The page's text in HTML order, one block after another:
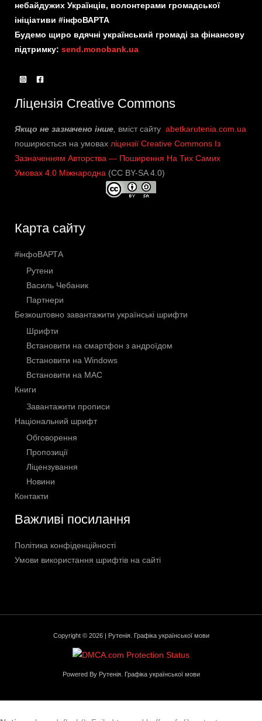
небайдужих Українців, волонтерами громадської
ініціативи #інфоВАРТА
Будемо щиро вдячні український громаді за фінансову
підтримку: send.monobank.ua
Ліцензія Creative Commons
Якщо не зазначено інше, вміст сайту abetkarutenia.com.ua
поширюється на умовах ліцензії Creative Commons Із
Зазначенням Авторства — Поширення На Тих Самих
Умовах 4.0 Міжнародна (CC BY-SA 4.0)
Карта сайту
#інфоВАРТА
Рутени
Василь Чебаник
Партнери
Безкоштовно завантажити українські шрифти
Шрифти
Встановити на смартфон з андроїдом
Встановити на Windows
Встановити на МАС
Книги
Завантажити прописи
Національний шрифт
Обговорення
Пропозиції
Ліцензування
Новини
Контакти
Важливі посилання
Політика конфіденційності
Умови використання шрифтів на сайті
Copyright © 2026 | Рутенія. Графіка української мови
Powered By Рутенія. Графіка української мови